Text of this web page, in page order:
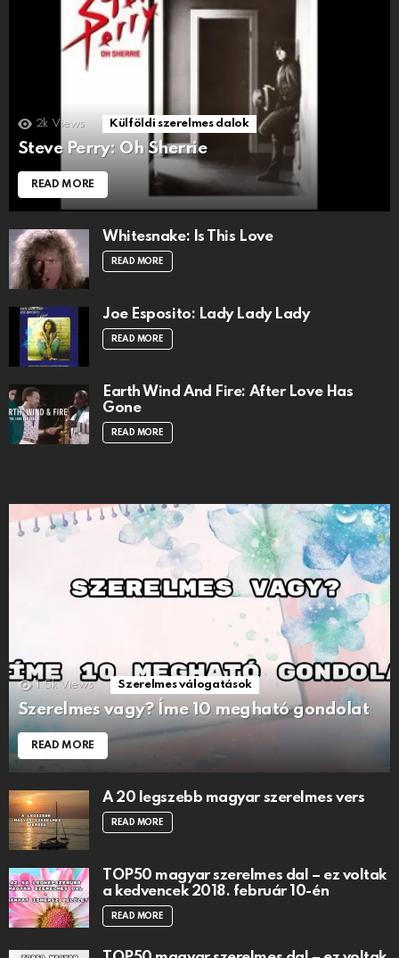
2k Views Külföldi szerelmes dalok
Steve Perry: Oh Sherrie
READ MORE
Whitesnake: Is This Love
READ MORE
Joe Esposito: Lady Lady Lady
READ MORE
Earth Wind And Fire: After Love Has
Gone
READ MORE
1.5k Views Szerelmes válogatások
Szerelmes vagy? Íme 10 megható gondolat
READ MORE
A 20 legszebb magyar szerelmes vers
READ MORE
TOP50 magyar szerelmes dal – ez voltak
a kedvencek 2018. február 10-én
READ MORE